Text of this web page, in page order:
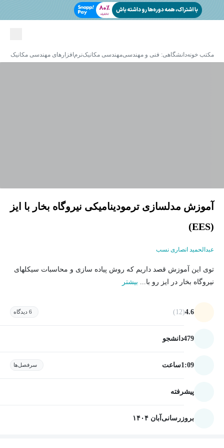
مکتب خونهدانشگاهی: فنی و مهندسیمهندسی مکانیکنرم‌افزارهای مهندسی مکانیک
آموزش مدلسازی ترمودینامیکی نیروگاه بخار با ایز
(EES)
عبدالحمید انصاری نسب
توی این آموزش قصد داریم که روش پیاده سازی و محاسبات سیکلهای
نیروگاه بخار در ایز رو با... بیشتر
4.6
(12) 6 دیدگاه
479دانشجو
1:09ساعت سرفصل‌ها
پیشرفته
بروزرسانی آبان ۱۴۰۴